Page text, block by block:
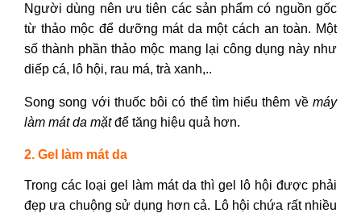
Người dùng nên ưu tiên các sản phẩm có nguồn gốc
từ thảo mộc để dưỡng mát da một cách an toàn. Một
số thành phần thảo mộc mang lại công dụng này như
diếp cá, lô hội, rau má, trà xanh,..
Song song với thuốc bôi có thể tìm hiểu thêm về máy
làm mát da mặtđể tăng hiệu quả hơn.
2. Gel làm mát da
Trong các loại gel làm mát da thì gel lô hội được phải
đẹp ưa chuộng sử dụng hơn cả. Lô hội chứa rất nhiều